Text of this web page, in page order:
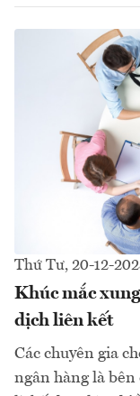
Thứ Tư, 20-12-
Khúc mắc
dịch liên kết
Các chuyên gia
ngân hàng là